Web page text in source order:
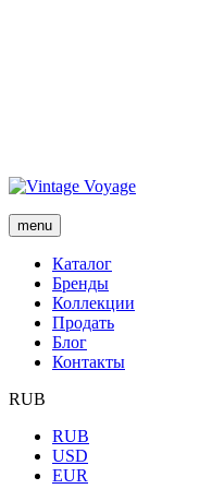
menu
Каталог
Бренды
Коллекции
Продать
Блог
Контакты
RUB
RUB
USD
EUR